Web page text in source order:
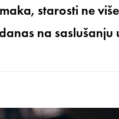
starosti ne više
na saslušanju